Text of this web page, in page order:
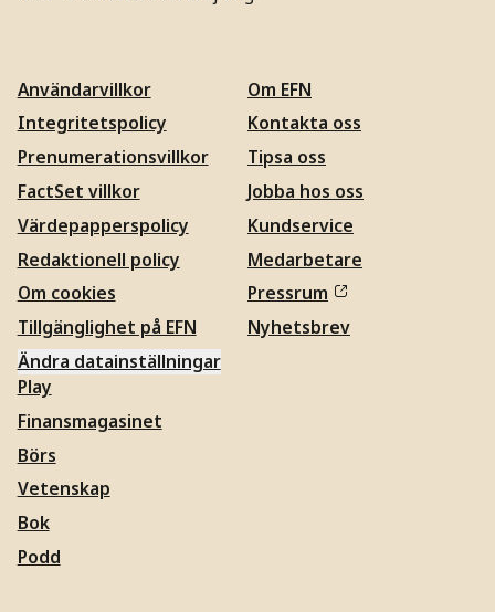
Användarvillkor
Integritetspolicy
Prenumerationsvillkor
FactSet villkor
Värdepapperspolicy
Redaktionell policy
Om cookies
Tillgänglighet på EFN
Ändra datainställningar
Om EFN
Kontakta oss
Tipsa oss
Jobba hos oss
Kundservice
Medarbetare
Pressrum
Nyhetsbrev
Play
Finansmagasinet
Börs
Vetenskap
Bok
Podd